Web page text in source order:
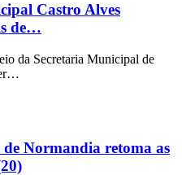
Castro Alves
de…
da Secretaria Municipal de
Normandia retoma as